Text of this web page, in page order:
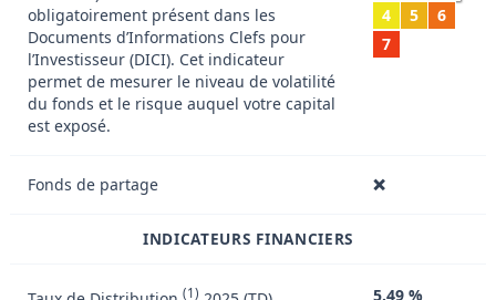
obligatoirement présent dans les
Documents d’Informations Clefs pour
l’Investisseur (DICI). Cet indicateur
permet de mesurer le niveau de volatilité
du fonds et le risque auquel votre capital
est exposé.
4 5
6
7
Fonds de partage ❌
INDICATEURS FINANCIERS
(1) 5.49 %